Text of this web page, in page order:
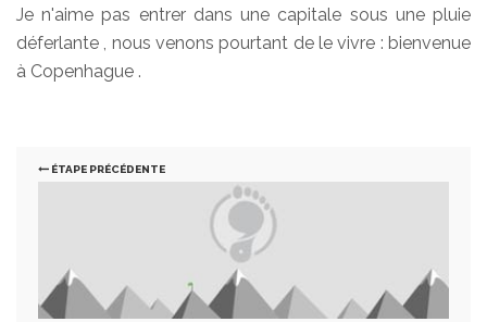
Je n'aime pas entrer dans une capitale sous une pluie
déferlante , nous venons pourtant de le vivre : bienvenue
à Copenhague .
ÉTAPE PRÉCÉDENTE